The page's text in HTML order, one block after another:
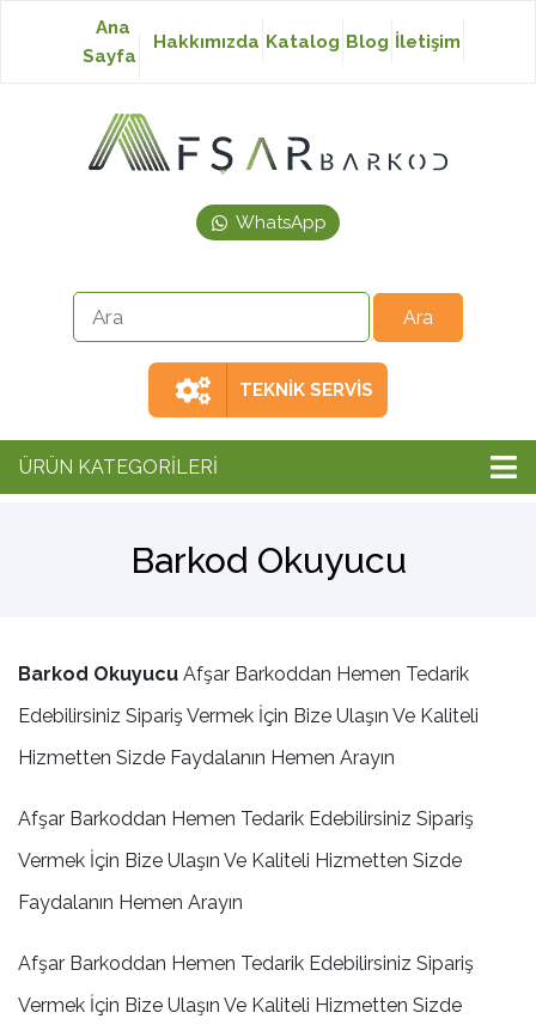
Baskısız Etiket
Japon Akmaz Yıkama
Ribon
El Terminali
Ana
Sayfa
Hakkımızda Katalog Blog İletişim
WhatsApp
TEKNİK SERVİS
ÜRÜN KATEGORİLERİ
Barkod Okuyucu
Barkod Okuyucu Afşar Barkoddan Hemen Tedarik
Edebilirsiniz Sipariş Vermek İçin Bize Ulaşın Ve Kaliteli
Hizmetten Sizde Faydalanın Hemen Arayın
Afşar Barkoddan Hemen Tedarik Edebilirsiniz Sipariş
Vermek İçin Bize Ulaşın Ve Kaliteli Hizmetten Sizde
Faydalanın Hemen Arayın
Afşar Barkoddan Hemen Tedarik Edebilirsiniz Sipariş
Vermek İçin Bize Ulaşın Ve Kaliteli Hizmetten Sizde